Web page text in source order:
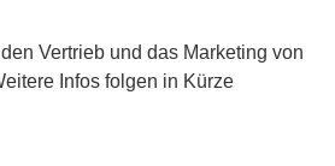
Vertrieb und das Marketing von
Infos folgen in Kürze